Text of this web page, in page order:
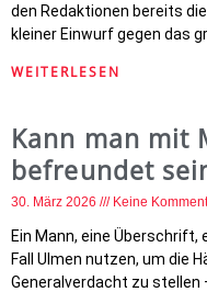
den Redaktionen bereits
kleiner Einwurf gegen das
WEITERLESEN
Kann man mit
befreundet
30. März 2026 Keine
Ein Mann, eine Überschrift,
Fall Ulmen nutzen, um die
Generalverdacht zu stellen